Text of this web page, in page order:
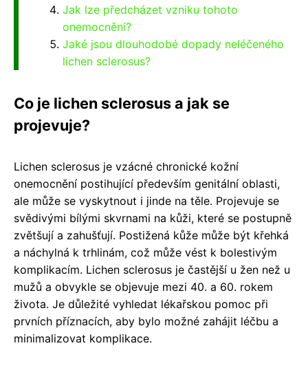
Jak lze předcházet vzniku tohoto
onemocnění?
Jaké jsou dlouhodobé dopady neléčeného
lichen sclerosus?
Co je lichen sclerosus a jak se
projevuje?
Lichen sclerosus je vzácné chronické kožní
onemocnění postihující především genitální oblasti,
ale může se vyskytnout i jinde na těle. Projevuje se
svědivými bílými skvrnami na kůži, které se postupně
zvětšují a zahušťují. Postižená kůže může být křehká
a náchylná k trhlinám, což může vést k bolestivým
komplikacím. Lichen sclerosus je častější u žen než u
mužů a obvykle se objevuje mezi 40. a 60. rokem
života. Je důležité vyhledat lékařskou pomoc při
prvních příznacích, aby bylo možné zahájit léčbu a
minimalizovat komplikace.